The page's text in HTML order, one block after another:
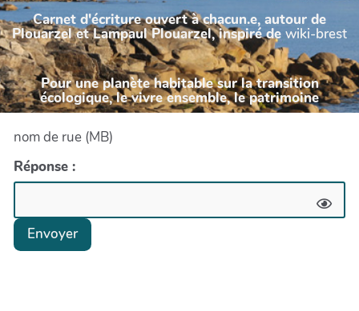
Carnet d'écriture ouvert à chacun.e, autour de
Plouarzel et Lampaul Plouarzel, inspiré de wiki-brest
Pour une planète habitable sur la transition
écologique, le vivre ensemble, le patrimoine
nom de rue (MB)
Réponse :
Envoyer